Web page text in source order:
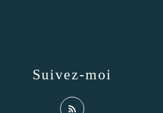
Suivez-moi